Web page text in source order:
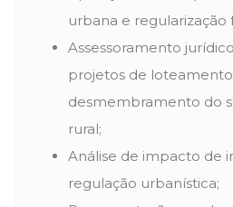
urbana e regularização
Assessoramento
projetos de
desmembramento do
rural;
Análise de impacto de
regulação urbanística;